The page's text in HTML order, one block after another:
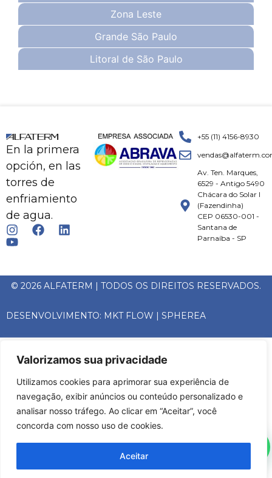
Valorizamos sua privacidade
Utilizamos cookies para aprimorar sua experiência de
navegação, exibir anúncios ou conteúdo personalizado e
analisar nosso tráfego. Ao clicar em “Aceitar”, você
concorda com nosso uso de cookies.
Aceitar
Zona Leste
Grande São Paulo
Litoral de São Paulo
En la primera
opción, en las
torres de
enfriamiento
de agua.
+55 (11) 4156-8930
Av. Ten. Marques,
6529 - Antigo 5490
Chácara do Solar I
(Fazendinha)
CEP 06530-001 -
Santana de
Parnaíba - SP
© 2026 ALFATERM | TODOS OS DIREITOS RESERVADOS.
DESENVOLVIMENTO: MKT FLOW | SPHEREA